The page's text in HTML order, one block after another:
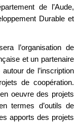
de l’Aude,
Durable et
l’organisation de
et un partenaire
de l’inscription
de coopération.
oeuvre des projets
termes d’outils de
apports des projets